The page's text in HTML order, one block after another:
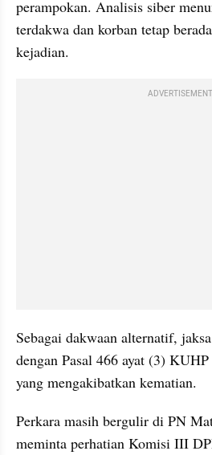
perampokan. Analisis siber
terdakwa dan korban tetap
kejadian.
ADVERTISEMENT
Sebagai dakwaan alternatif,
dengan Pasal 466 ayat (3)
yang mengakibatkan kematian.
Perkara masih bergulir di PN
meminta perhatian Komisi III